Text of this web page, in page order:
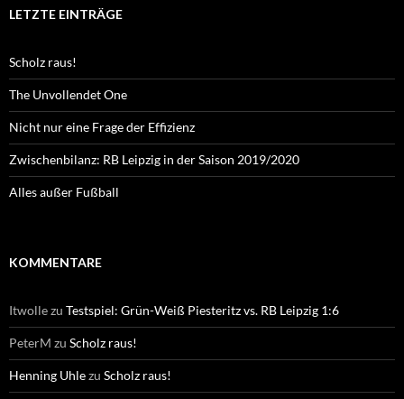
LETZTE EINTRÄGE
Scholz raus!
The Unvollendet One
Nicht nur eine Frage der Effizienz
Zwischenbilanz: RB Leipzig in der Saison 2019/2020
Alles außer Fußball
KOMMENTARE
Itwollezu Testspiel: Grün-Weiß Piesteritz vs. RB Leipzig 1:6
PeterM zu Scholz raus!
Henning Uhlezu Scholz raus!